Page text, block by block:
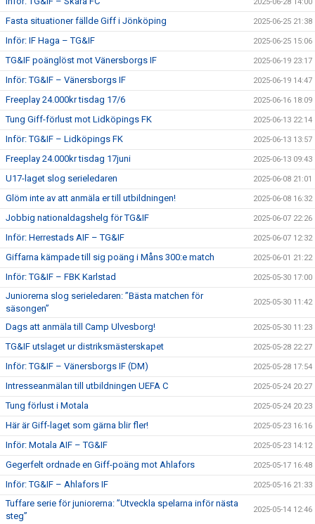
Fasta situationer fällde Giff i Jönköping 2025-06-25 21:38
Inför: IF Haga – TG&IF 2025-06-25 15:06
TG&IF poänglöst mot Vänersborgs IF 2025-06-19 23:17
Inför: TG&IF – Vänersborgs IF 2025-06-19 14:47
Freeplay 24.000kr tisdag 17/6 2025-06-16 18:09
Tung Giff-förlust mot Lidköpings FK 2025-06-13 22:14
Inför: TG&IF – Lidköpings FK 2025-06-13 13:57
Freeplay 24.000kr tisdag 17juni 2025-06-13 09:43
U17-laget slog serieledaren 2025-06-08 21:01
Glöm inte av att anmäla er till utbildningen! 2025-06-08 16:32
Jobbig nationaldagshelg för TG&IF 2025-06-07 22:26
Inför: Herrestads AIF – TG&IF 2025-06-07 12:32
Giffarna kämpade till sig poäng i Måns 300:e match 2025-06-01 21:22
Inför: TG&IF – FBK Karlstad 2025-05-30 17:00
Juniorerna slog serieledaren: ”Bästa matchen för
säsongen”
2025-05-30 11:42
Dags att anmäla till Camp Ulvesborg! 2025-05-30 11:23
TG&IF utslaget ur distriksmästerskapet 2025-05-28 22:27
Inför: TG&IF – Vänersborgs IF (DM) 2025-05-28 17:54
Intresseanmälan till utbildningen UEFA C 2025-05-24 20:27
Tung förlust i Motala 2025-05-24 20:23
Här är Giff-laget som gärna blir fler! 2025-05-23 16:16
Inför: Motala AIF – TG&IF 2025-05-23 14:12
Gegerfelt ordnade en Giff-poäng mot Ahlafors 2025-05-17 16:48
Inför: TG&IF – Ahlafors IF 2025-05-16 21:33
Tuffare serie för juniorerna: ”Utveckla spelarna inför nästa
steg”
2025-05-14 12:46